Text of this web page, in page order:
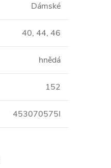
Dámské
40, 44, 46
hnědá
152
453070575I